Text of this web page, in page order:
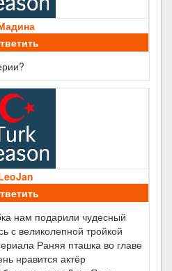
нам подарили чудесный
с великолепной тройкой
Раняя пташка во главе
нравится актёр